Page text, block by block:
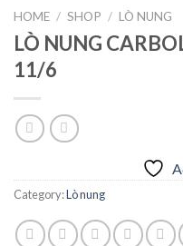
HOME / SHOP / LÒ NUNG
LÒ NUNG
11/6
Category:Lò nung